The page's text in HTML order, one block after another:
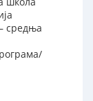
средња